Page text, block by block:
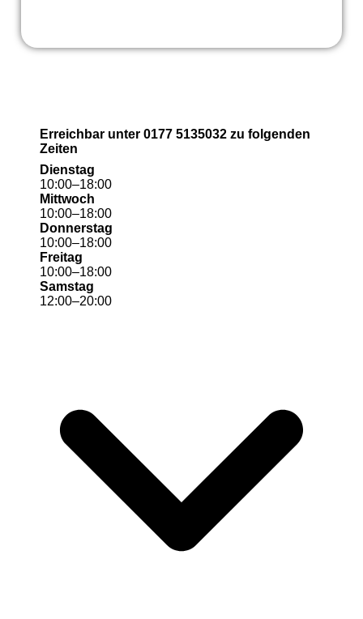
Erreichbar unter 0177 5135032 zu folgenden
Zeiten
Dienstag
10:00–18:00
Mittwoch
10:00–18:00
Donnerstag
10:00–18:00
Freitag
10:00–18:00
Samstag
12:00–20:00